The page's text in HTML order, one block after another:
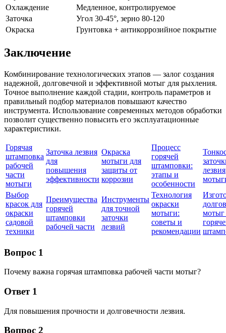
Охлаждение
Медленное, контролируемое
Заточка
Угол 30-45°, зерно 80-120
Окраска
Грунтовка + антикоррозийное покрытие
Заключение
Комбинирование технологических этапов — залог создания
надежной, долговечной и эффективной мотыг для рыхления.
Точное выполнение каждой стадии, контроль параметров и
правильный подбор материалов повышают качество
инструмента. Использование современных методов обработки
позволит существенно повысить его эксплуатационные
характеристики.
Горячая
штамповка
рабочей
части
мотыги
Заточка лезвия
для
повышения
эффективности
Окраска
мотыги для
защиты от
коррозии
Процесс
горячей
штамповки:
этапы и
особенности
лезвия
Выбор
красок для
окраски
садовой
техники
Преимущества
горячей
штамповки
рабочей части
Инструменты
для точной
заточки
лезвий
Технология
окраски
мотыги:
советы и
рекомендации
мотыг
Вопрос 1
Почему важна горячая штамповка рабочей части мотыг?
Ответ 1
Для повышения прочности и долговечности лезвия.
Вопрос 2